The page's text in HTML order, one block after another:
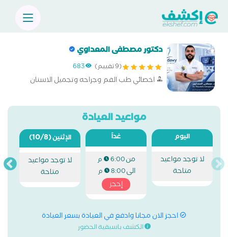
دكتور مصطفى المعداوي
(9 تقييم) 683
اخصائي طب الفم وجراحه وتجميل الاسنان
مواعيد العيادة
اليوم
لا توجد مواعيد
متاحة
غداً
من6:00 م
الى8:00 م
إحجز
الإثنين(10/8)
لا توجد مواعيد
متاحة
احجز الان مجانا وادفع في العيادة بسعر العيادة
الكشف باسبقية الحضور